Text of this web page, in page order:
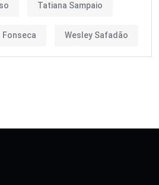
Tatiana Sampaio
Fonseca Wesley Safadão